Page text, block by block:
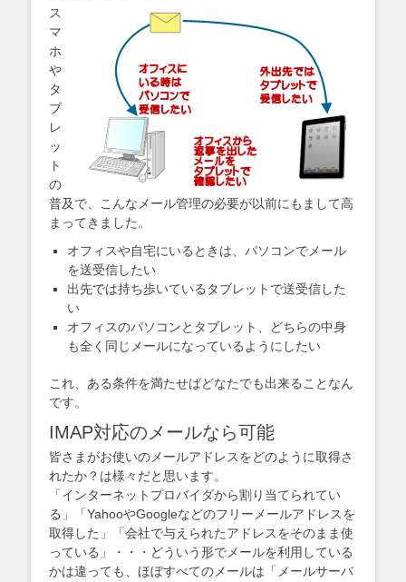
ス
マ
ホ
や
タ
ブ
レ
ッ
ト
の
普及で、こんなメール管理の必要が以前にもまして高
まってきました。
オフィスや自宅にいるときは、パソコンでメール
を送受信したい
出先では持ち歩いているタブレットで送受信した
い
オフィスのパソコンとタブレット、どちらの中身
も全く同じメールになっているようにしたい
これ、ある条件を満たせばどなたでも出来ることなん
です。
IMAP対応のメールなら可能
皆さまがお使いのメールアドレスをどのように取得さ
れたか？は様々だと思います。
「インターネットプロバイダから割り当てられてい
る」「YahooやGoogleなどのフリーメールアドレスを
取得した」「会社で与えられたアドレスをそのまま使
っている」・・・どういう形でメールを利用している
かは違っても、ほぼすべてのメールは「メールサーバ